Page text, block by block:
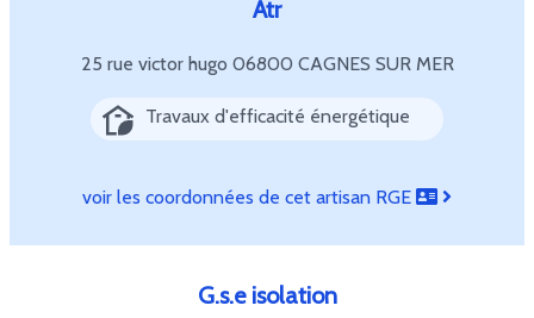
Atr
25 rue victor hugo 06800 CAGNES SUR MER
Travaux d'efficacité énergétique
voir les coordonnées de cet artisan RGE
G.s.e isolation